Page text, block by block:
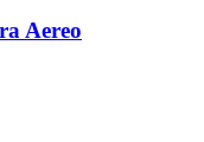
Aereo